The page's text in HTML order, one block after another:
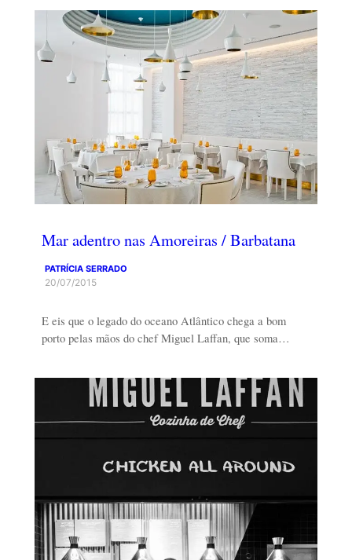
Mar adentro nas Amoreiras / Barbatana
PATRÍCIA SERRADO
20/07/2015
E eis que o legado do oceano Atlântico chega a bom
porto pelas mãos do chef Miguel Laffan, que soma…